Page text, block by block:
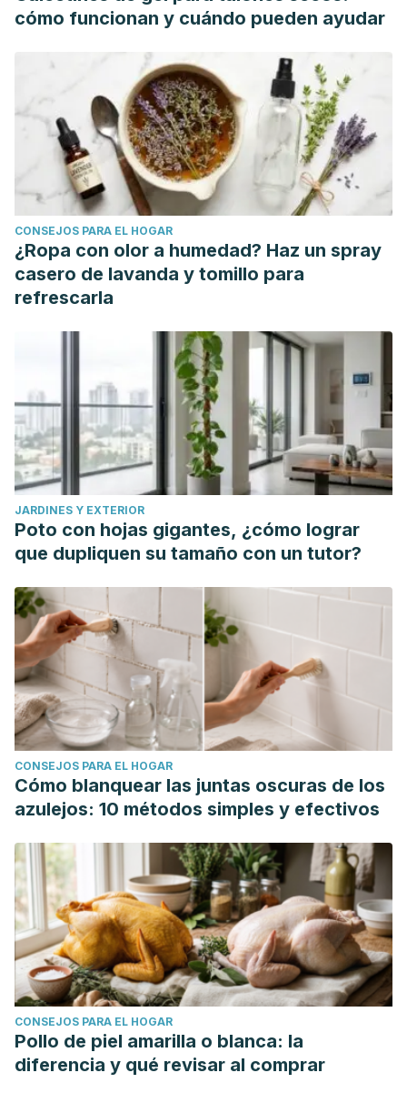
cómo funcionan y cuándo pueden ayudar
CONSEJOS PARA EL HOGAR
¿Ropa con olor a humedad? Haz un spray
casero de lavanda y tomillo para
refrescarla
JARDINES Y EXTERIOR
Poto con hojas gigantes, ¿cómo lograr
que dupliquen su tamaño con un tutor?
CONSEJOS PARA EL HOGAR
Cómo blanquear las juntas oscuras de los
azulejos: 10 métodos simples y efectivos
CONSEJOS PARA EL HOGAR
Pollo de piel amarilla o blanca: la
diferencia y qué revisar al comprar